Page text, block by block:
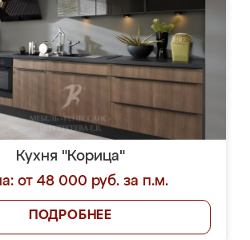
Кухня "Корица"
от 48 000 руб. за п.м.
ПОДРОБНЕЕ